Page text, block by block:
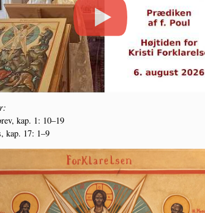
kap. 1: 10–19
kap. 17: 1–9